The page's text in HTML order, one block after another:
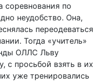
соревнования по
неудобство. Она,
переодеваться
Тогда «учитель»
ОЛЛС Льву
с просьбой взять в их
уже тренировались